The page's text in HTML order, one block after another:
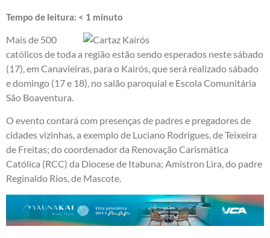
Tempo de leitura: < 1 minuto
Mais de 500
católicos de toda a região estão sendo esperados neste sábado
(17), em Canavieiras, para o Kairós, que será realizado sábado
e domingo (17 e 18), no salão paroquial e Escola Comunitária
São Boaventura.
O evento contará com presenças de padres e pregadores de
cidades vizinhas, a exemplo de Luciano Rodrigues, de Teixeira
de Freitas; do coordenador da Renovação Carismática
Católica (RCC) da Diocese de Itabuna; Amistron Lira, do padre
Reginaldo Rios, de Mascote.